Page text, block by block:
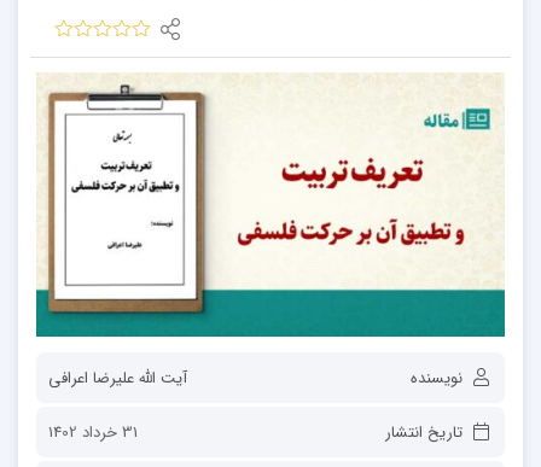
نویسنده آیت الله علیرضا اعرافی
تاریخ انتشار 31 خرداد 1402